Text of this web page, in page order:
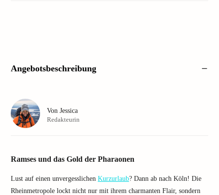
Angebotsbeschreibung
Ramses und das Gold der Pharaonen
Lust auf einen unvergesslichen Kurzurlaub? Dann ab nach Köln! Die
Rheinmetropole lockt nicht nur mit ihrem charmanten Flair, sondern
Von Jessica
Redakteurin